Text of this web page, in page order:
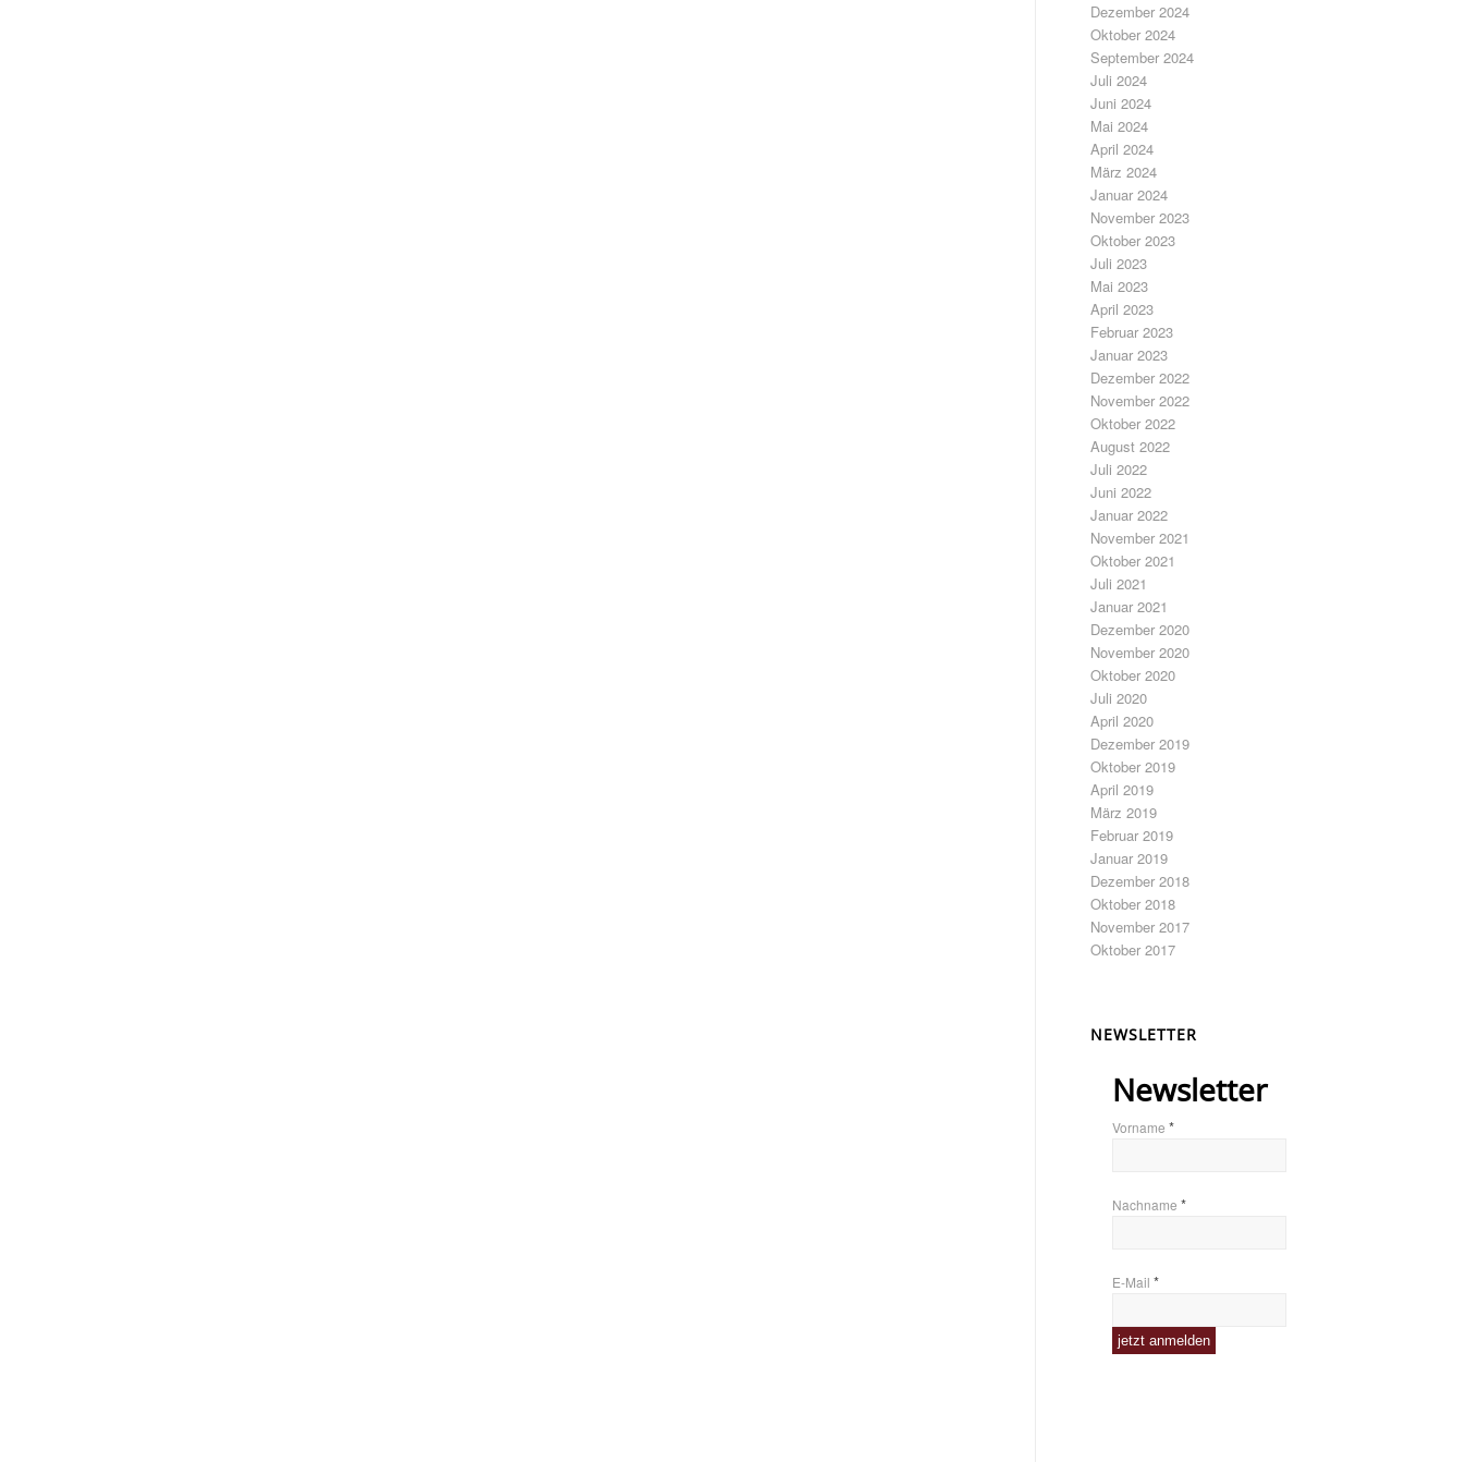
Dezember 2024
Oktober 2024
September 2024
Juli 2024
Juni 2024
Mai 2024
April 2024
März 2024
Januar 2024
November 2023
Oktober 2023
Juli 2023
Mai 2023
April 2023
Februar 2023
Januar 2023
Dezember 2022
November 2022
Oktober 2022
August 2022
Juli 2022
Juni 2022
Januar 2022
November 2021
Oktober 2021
Juli 2021
Januar 2021
Dezember 2020
November 2020
Oktober 2020
Juli 2020
April 2020
Dezember 2019
Oktober 2019
April 2019
März 2019
Februar 2019
Januar 2019
Dezember 2018
Oktober 2018
November 2017
Oktober 2017
NEWSLETTER
Newsletter
Vorname*
Nachname*
E-Mail*